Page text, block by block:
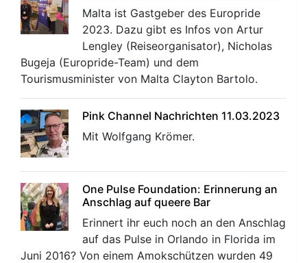
Malta ist Gastgeber des Europride
2023. Dazu gibt es Infos von Artur
Lengley (Reiseorganisator), Nicholas
Bugeja (Europride-Team) und dem
Tourismusminister von Malta Clayton Bartolo.
Pink Channel Nachrichten 11.03.2023
Mit Wolfgang Krömer.
One Pulse Foundation: Erinnerung an
Anschlag auf queere Bar
Erinnert ihr euch noch an den Anschlag
auf das Pulse in Orlando in Florida im
Juni 2016? Von einem Amokschützen wurden 49